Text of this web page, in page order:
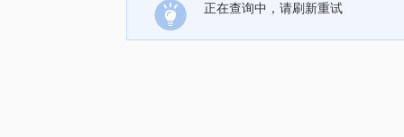
正在查询中，请刷新重试